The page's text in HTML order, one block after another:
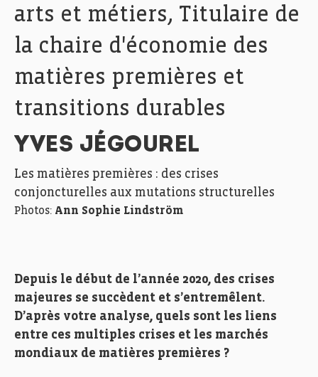
arts et métiers, Titulaire de
la chaire d'économie des
matières premières et
transitions durables
YVES JÉGOUREL
Les matières premières : des crises
conjoncturelles aux mutations structurelles
Photos: Ann Sophie Lindström
Depuis le début de l’année 2020, des crises
majeures se succèdent et s’entremêlent.
D’après votre analyse, quels sont les liens
entre ces multiples crises et les marchés
mondiaux de matières premières ?